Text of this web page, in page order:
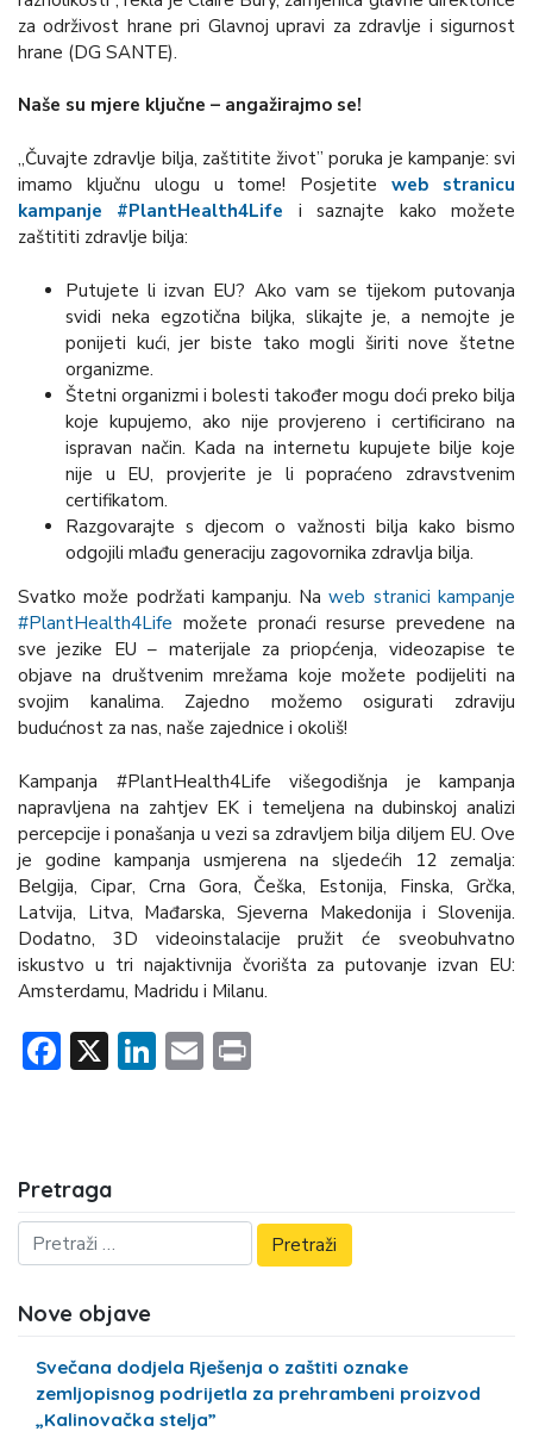
za održivost hrane pri Glavnoj upravi za zdravlje i sigurnost
hrane (DG SANTE).
Naše su mjere ključne – angažirajmo se!
„Čuvajte zdravlje bilja, zaštitite život” poruka je kampanje: svi
imamo ključnu ulogu u tome! Posjetiteweb stranicu
kampanje #PlantHealth4Life i saznajte kako možete
zaštititi zdravlje bilja:
Putujete li izvan EU? Ako vam se tijekom putovanja
svidi neka egzotična biljka, slikajte je, a nemojte je
ponijeti kući, jer biste tako mogli širiti nove štetne
organizme.
Štetni organizmi i bolesti također mogu doći preko bilja
koje kupujemo, ako nije provjereno i certificirano na
ispravan način. Kada na internetu kupujete bilje koje
nije u EU, provjerite je li popraćeno zdravstvenim
certifikatom.
Razgovarajte s djecom o važnosti bilja kako bismo
odgojili mlađu generaciju zagovornika zdravlja bilja.
Svatko može podržati kampanju. Naweb stranici kampanje
#PlantHealth4Life možete pronaći resurse prevedene na
sve jezike EU – materijale za priopćenja, videozapise te
objave na društvenim mrežama koje možete podijeliti na
svojim kanalima. Zajedno možemo osigurati zdraviju
budućnost za nas, naše zajednice i okoliš!
Kampanja #PlantHealth4Life višegodišnja je kampanja
napravljena na zahtjev EK i temeljena na dubinskoj analizi
percepcije i ponašanja u vezi sa zdravljem bilja diljem EU. Ove
je godine kampanja usmjerena na sljedećih 12 zemalja:
Belgija, Cipar, Crna Gora, Češka, Estonija, Finska, Grčka,
Latvija, Litva, Mađarska, Sjeverna Makedonija i Slovenija.
Dodatno, 3D videoinstalacije pružit će sveobuhvatno
iskustvo u tri najaktivnija čvorišta za putovanje izvan EU:
Amsterdamu, Madridu i Milanu.
Facebook
X LinkedIn
Email
Pretraga
Nove objave
Svečana dodjela Rješenja o zaštiti oznake
zemljopisnog podrijetla za prehrambeni proizvod
„Kalinovačka stelja”